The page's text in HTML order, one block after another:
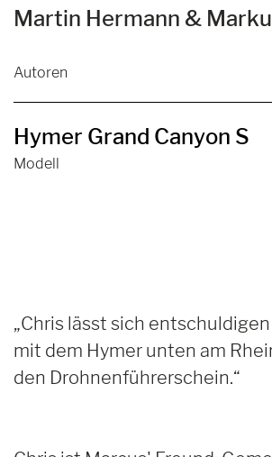
Autoren
Martin Hermann &
Modell
Hymer Grand Canyon S
„Chris lässt sich
mit dem Hymer unten am
den Drohnenführerschein.“